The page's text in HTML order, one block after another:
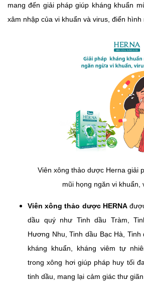
mang đến giải pháp giúp kháng khuẩn
xâm nhập của vi khuẩn và virus, điển hình
Viên xông thảo dược Herna giải
mũi họng ngăn vi khuẩn,
Viên xông thảo dược HERNA
dầu quý như Tinh dầu Tràm,
Hương Nhu, Tinh dầu Bạc Hà,
kháng khuẩn, kháng viêm tự
trong xông hơi giúp pháp huy tối
tinh dầu, mang lại cảm giác thư